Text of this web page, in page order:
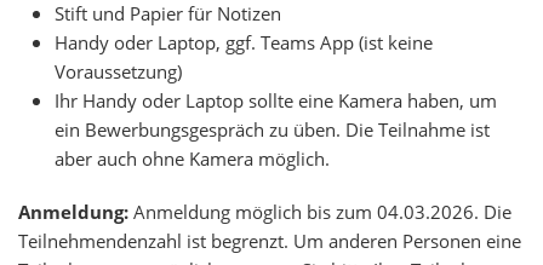
Stift und Papier für Notizen
Handy oder Laptop, ggf. Teams App (ist keine
Voraussetzung)
Ihr Handy oder Laptop sollte eine Kamera haben, um
ein Bewerbungsgespräch zu üben. Die Teilnahme ist
aber auch ohne Kamera möglich.
Anmeldung: Anmeldung möglich bis zum 04.03.2026. Die
Teilnehmendenzahl ist begrenzt. Um anderen Personen eine